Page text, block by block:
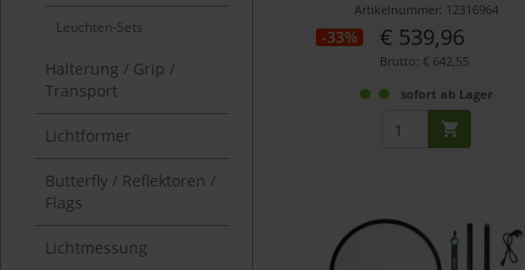
Leuchten-Sets
Halterung / Grip /
Transport
Lichtformer
Butterfly / Reflektoren /
Flags
Lichtmessung
Artikelnummer: 12316964
-33% € 539,96
Brutto: € 642,55
sofort ab Lager